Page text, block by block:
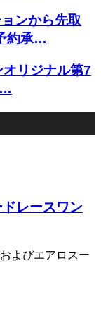
ンから先取
約承…
リジナル第7
…
レースワン
よびエアロスー